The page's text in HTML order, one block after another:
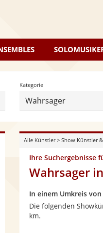
Ort
Events
festlegen
Kategorie
Wahrsager
Alle Künstler> Show Künstler
Ihre Suchergebnisse
Wahrsager
In einem Umkreis
Die folgenden
km.